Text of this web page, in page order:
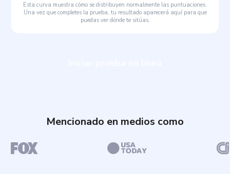
Esta curva muestra cómo se distribuyen normalmente las puntuaciones.
Una vez que completes la prueba, tu resultado aparecerá aquí para que
puedas ver dónde te sitúas.
Mencionado en medios como